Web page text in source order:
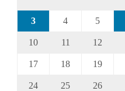
3 4 5
10 11 12
17 18 19
24 25 26